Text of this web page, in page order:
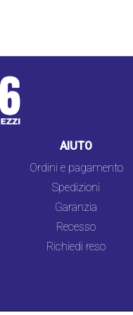
AIUTO
Ordini e pagamento
Spedizioni
Garanzia
Recesso
Richiedi reso